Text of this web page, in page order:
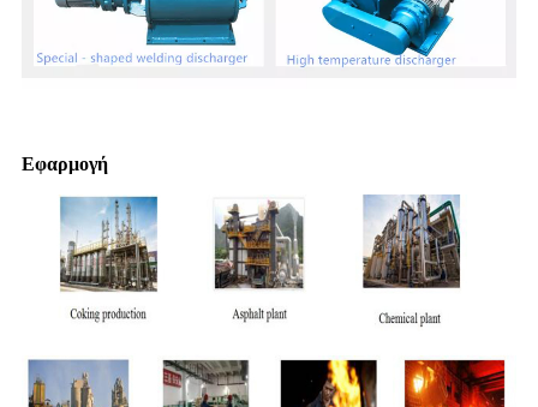
Εφαρμογή